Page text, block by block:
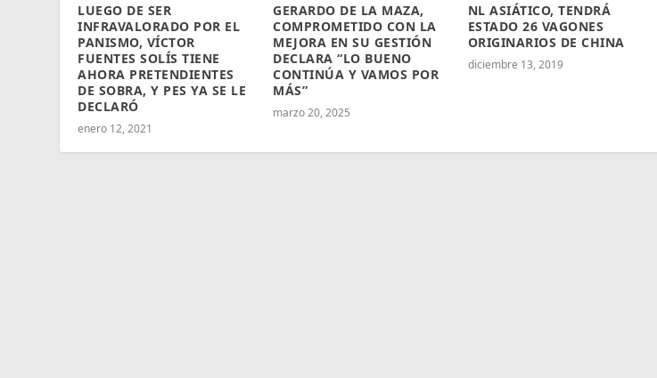
LUEGO DE SER
INFRAVALORADO POR EL
PANISMO, VÍCTOR
FUENTES SOLÍS TIENE
AHORA PRETENDIENTES
DE SOBRA, Y PES YA SE LE
DECLARÓ
enero 12, 2021
GERARDO DE LA MAZA,
COMPROMETIDO CON LA
MEJORA EN SU GESTIÓN
DECLARA “LO BUENO
CONTINÚA Y VAMOS POR
MÁS”
marzo 20, 2025
NL ASIÁTICO, TENDRÁ
ESTADO 26 VAGONES
ORIGINARIOS DE CHINA
diciembre 13, 2019